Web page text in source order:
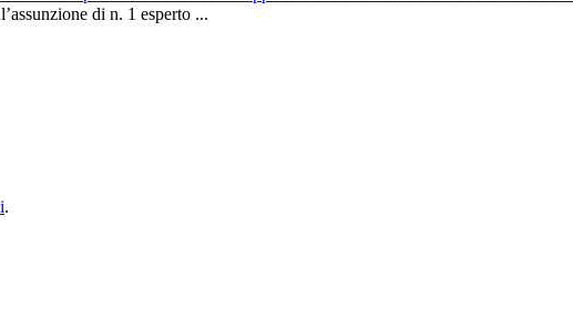
di n. 1 esperto ...
.